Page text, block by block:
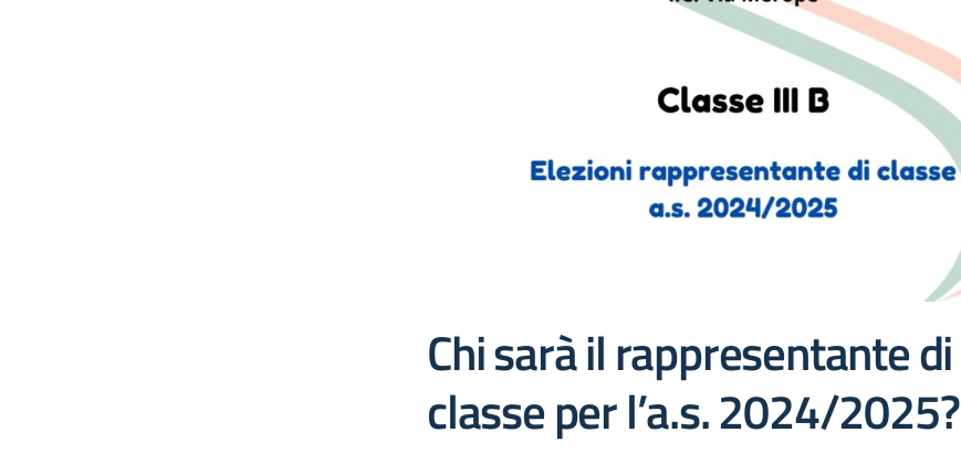
Chi sarà il rappresentante di
classe per l’a.s. 2024/2025?